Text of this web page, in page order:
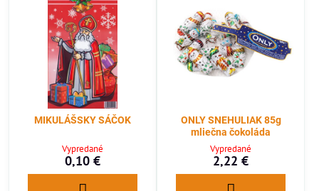
MIKULÁŠSKY SÁČOK
Vypredané
0,10 €
ONLY SNEHULIAK 85g
mliečna čokoláda
Vypredané
2,22 €